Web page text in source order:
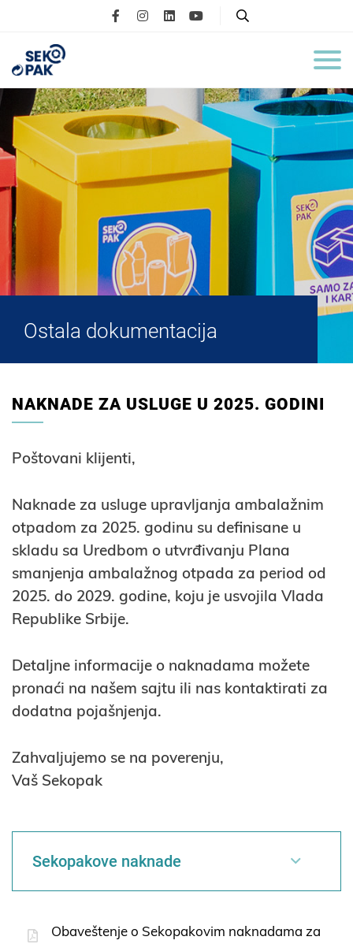
Ostala dokumentacija
NAKNADE ZA USLUGE U 2025. GODINI
Poštovani klijenti,
Naknade za usluge upravljanja ambalažnim
otpadom za 2025. godinu su definisane u
skladu sa Uredbom o utvrđivanju Plana
smanjenja ambalažnog otpada za period od
2025. do 2029. godine, koju je usvojila Vlada
Republike Srbije.
Detaljne informacije o naknadama možete
pronaći na našem sajtu ili nas kontaktirati za
dodatna pojašnjenja.
Zahvaljujemo se na poverenju,
Vaš Sekopak
Sekopakove naknade
Obaveštenje o Sekopakovim naknadama za